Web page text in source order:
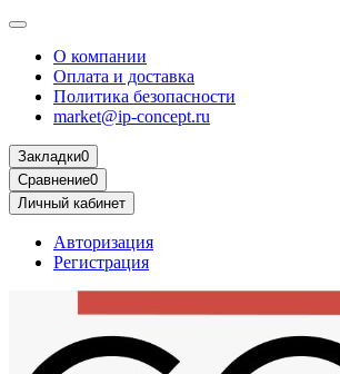
О компании
Оплата и доставка
Политика безопасности
market@ip-concept.ru
Закладки0
Сравнение0
Личный кабинет
Авторизация
Регистрация